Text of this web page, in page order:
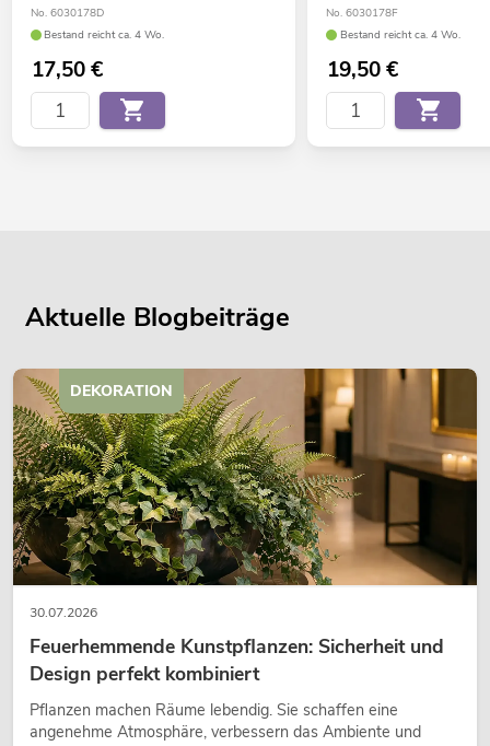
No. 6030178D
Bestand reicht ca. 4 Wo.
17,50€
No. 6030178F
Bestand reicht ca. 4 Wo.
19,50€
Aktuelle Blogbeiträge
30.07.2026
Feuerhemmende Kunstpflanzen: Sicherheit und
Design perfekt kombiniert
Pflanzen machen Räume lebendig. Sie schaffen eine
angenehme Atmosphäre, verbessern das Ambiente und
DEKORATION